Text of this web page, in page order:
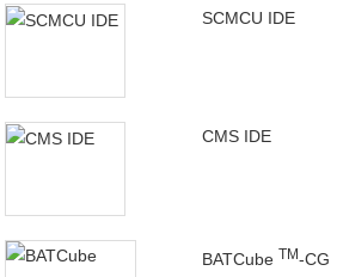
SCMCU IDE
CMS IDE
BATCube TM-CG